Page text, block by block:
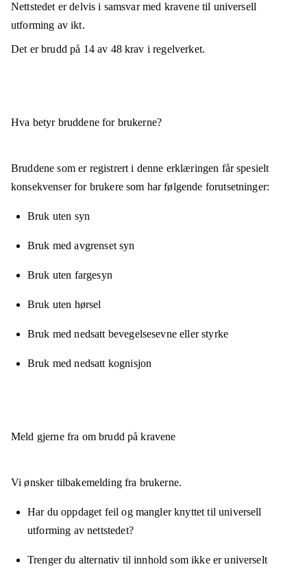
Nettstedet erdelvis i samsvarmed kravene til universell
utforming av ikt.
Det er brudd på 14av 48krav i regelverket.
Hva betyr bruddene for brukerne?
Bruddene som er registrert i denne erklæringen får spesielt
konsekvenser for brukere som har følgende forutsetninger:
Bruk uten syn
Bruk med avgrenset syn
Bruk uten fargesyn
Bruk uten hørsel
Bruk med nedsatt bevegelsesevne eller styrke
Bruk med nedsatt kognisjon
Meld gjerne fra om brudd på kravene
Vi ønsker tilbakemelding fra brukerne.
Har du oppdaget feil og mangler knyttet til universell
utforming av nettstedet?
Trenger du alternativ til innhold som ikke er universelt